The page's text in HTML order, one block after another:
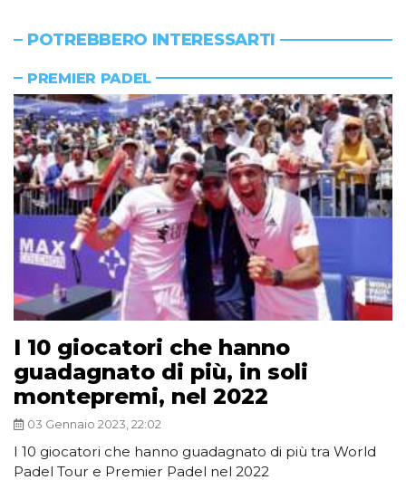
POTREBBERO INTERESSARTI
PREMIER PADEL
I 10 giocatori che hanno
guadagnato di più, in soli
montepremi, nel 2022
03 Gennaio 2023, 22:02
I 10 giocatori che hanno guadagnato di più tra World
Padel Tour e Premier Padel nel 2022